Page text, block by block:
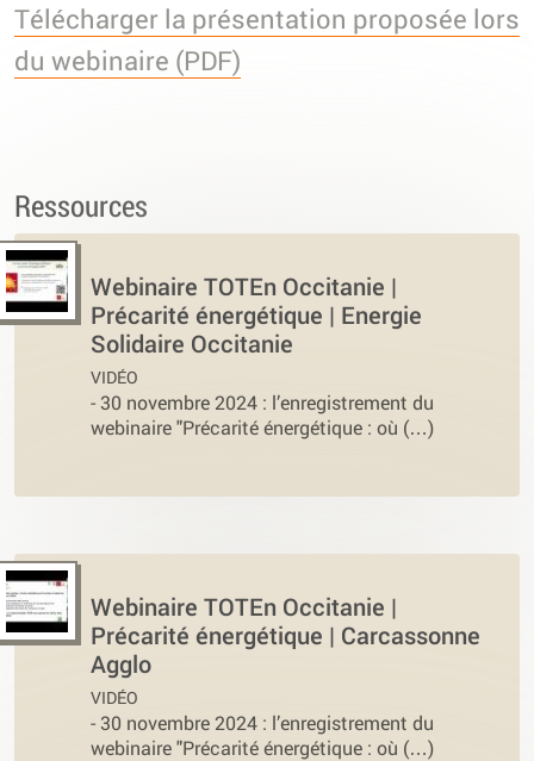
Télécharger la présentation proposée lors
du webinaire (PDF)
Ressources
Webinaire TOTEn Occitanie |
Précarité énergétique | Energie
Solidaire Occitanie
VIDÉO
-30 novembre 2024 : l’enregistrement du
webinaire "Précarité énergétique : où (…)
Webinaire TOTEn Occitanie |
Précarité énergétique | Carcassonne
Agglo
VIDÉO
-30 novembre 2024 : l’enregistrement du
webinaire "Précarité énergétique : où (…)